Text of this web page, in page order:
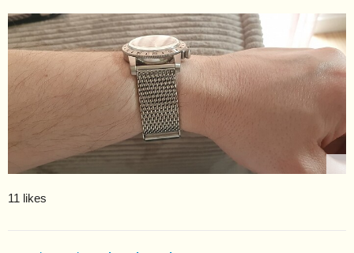
11 likes